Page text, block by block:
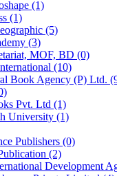
(1)
(1)
(5)
(3)
MOF, BD (0)
(10)
Book Agency (P) Ltd.
Pvt. Ltd (1)
University (1)
Publishers (0)
(2)
Development